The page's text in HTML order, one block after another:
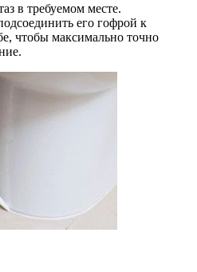
в требуемом месте.
его гофрой к
чтобы максимально точно